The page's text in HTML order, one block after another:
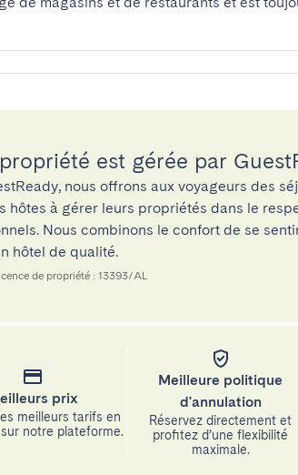
est gérée par
nous offrons aux voyageurs des
hôtes à gérer leurs propriétés dans le
Nous combinons le confort de se
hôtel de qualité.
de propriété : 13393/AL
prix
meilleurs tarifs en
notre plateforme.
Meilleure politique
d'annulation
Réservez directement et
profitez d’une flexibilité
maximale.